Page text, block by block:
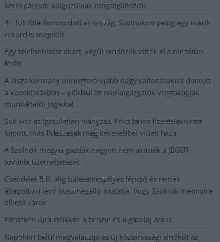
kerékpárgyár dolgozóinak megsegítéséről
41 fok fölé forrósodott az ország, Szolnokon pedig egy másik
rekord is megdőlt
Egy telefonhívást akart, végül rendőrök vitték el a mezőtúri
férfit
A Tisza kormány minisztere újabb nagy változásokról döntött
a közoktatásban – például az iskolaigazgatók visszakapják
munkáltatói jogaikat
Sok volt az igazolatlan hiányzás, Pócs János fizetéslevonást
kapott, más fideszesek még kevesebbet vittek haza
A Szolnok megyei gazdák nagyon nem akarták a JÉGER
további üzemeltetését
Csendélet 5.0: alig balesetveszélyes lépcső és remek
állapotban levő buszmegálló mutatja, hogy Szolnok mennyire
élhető város
Pénteken újra csökken a benzin és a gázolaj ára is
Napokon belül megválasztja az új köztársasági elnököt az